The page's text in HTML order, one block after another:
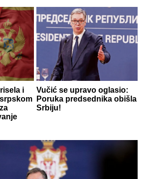
i
Vučić se upravo oglasio:
Poruka predsednika obišla
Srbiju!